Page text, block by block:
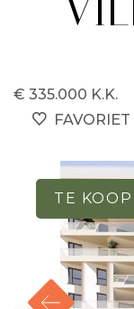
€ 335.000 K.K.
FAVORIET
TE KOOP